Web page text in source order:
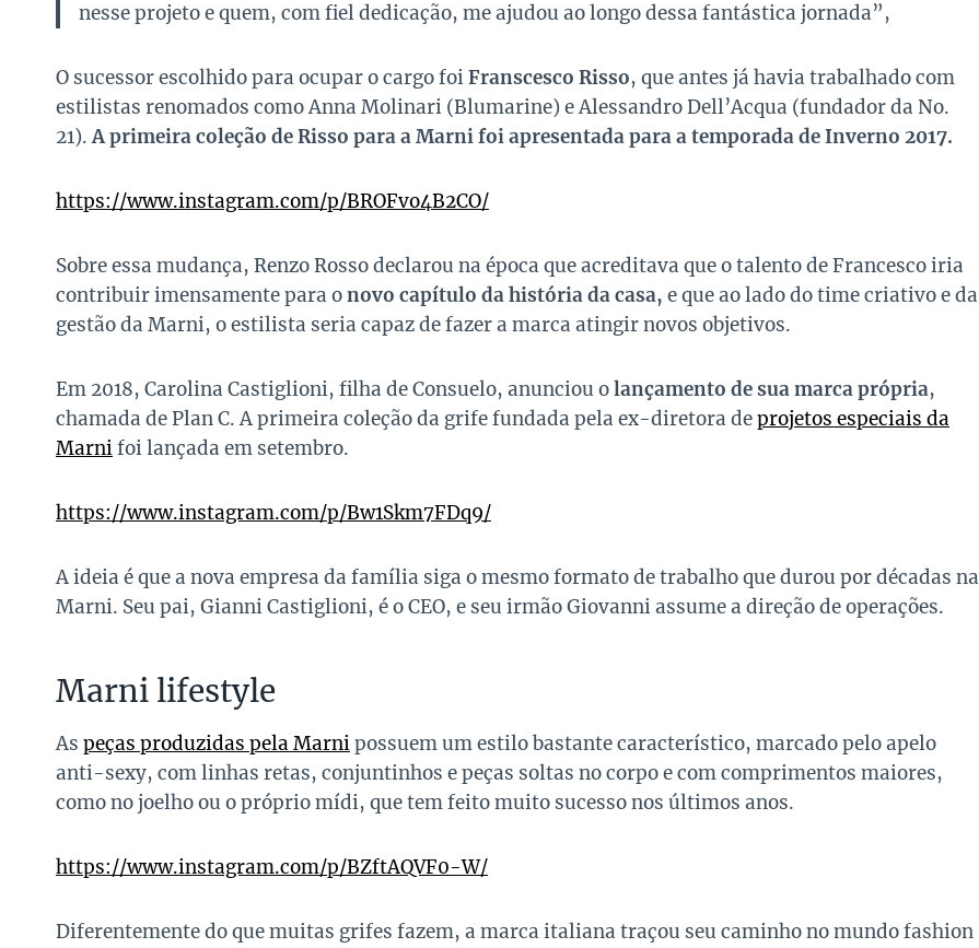
nesse projeto e quem, com fiel dedicação, me ajudou ao longo dessa fantástica jornada”,
O sucessor escolhido para ocupar o cargo foiFranscesco Risso, que antes já havia trabalhado com
estilistas renomados como Anna Molinari (Blumarine) e Alessandro Dell’Acqua (fundador da No.
21).A primeira coleção de Risso para a Marni foi apresentada para a temporada de Inverno 2017.
https://www.instagram.com/p/BROFvo4B2CO/
Sobre essa mudança, Renzo Rosso declarou na época que acreditava que o talento de Francesco iria
contribuir imensamente para onovo capítulo da história da casa, e que ao lado do time criativo e da
gestão da Marni, o estilista seria capaz de fazer a marca atingir novos objetivos.
Em 2018, Carolina Castiglioni, filha de Consuelo, anunciou olançamento de sua marca própria,
chamada de Plan C. A primeira coleção da grife fundada pela ex-diretora deprojetos especiais da
Marnifoi lançada em setembro.
https://www.instagram.com/p/Bw1Skm7FDq9/
A ideia é que a nova empresa da família siga o mesmo formato de trabalho que durou por décadas na
Marni. Seu pai, Gianni Castiglioni, é o CEO, e seu irmão Giovanni assume a direção de operações.
Marni lifestyle
As peças produzidas pela Marnipossuem um estilo bastante característico, marcado pelo apelo
anti-sexy, com linhas retas, conjuntinhos e peças soltas no corpo e com comprimentos maiores,
como no joelho ou o próprio mídi, que tem feito muito sucesso nos últimos anos.
https://www.instagram.com/p/BZftAQVF0-W/
Diferentemente do que muitas grifes fazem, a marca italiana traçou seu caminho no mundo fashion